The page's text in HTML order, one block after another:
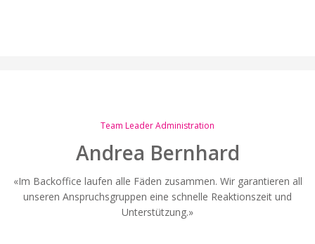
Team Leader Administration
Andrea Bernhard
«Im Backoffice laufen alle Fäden zusammen. Wir garantieren all
unseren Anspruchsgruppen eine schnelle Reaktionszeit und
Unterstützung.»